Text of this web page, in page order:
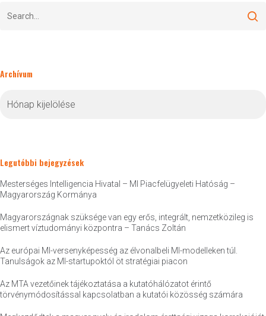
Archívum
Legutóbbi bejegyzések
Mesterséges Intelligencia Hivatal – MI Piacfelügyeleti Hatóság –
Magyarország Kormánya
Magyarországnak szüksége van egy erős, integrált, nemzetközileg is
elismert víztudományi központra – Tanács Zoltán
Az európai MI-versenyképesség az élvonalbeli MI-modelleken túl.
Tanulságok az MI-startupoktól öt stratégiai piacon
Az MTA vezetőinek tájékoztatása a kutatóhálózatot érintő
törvénymódosítással kapcsolatban a kutatói közösség számára